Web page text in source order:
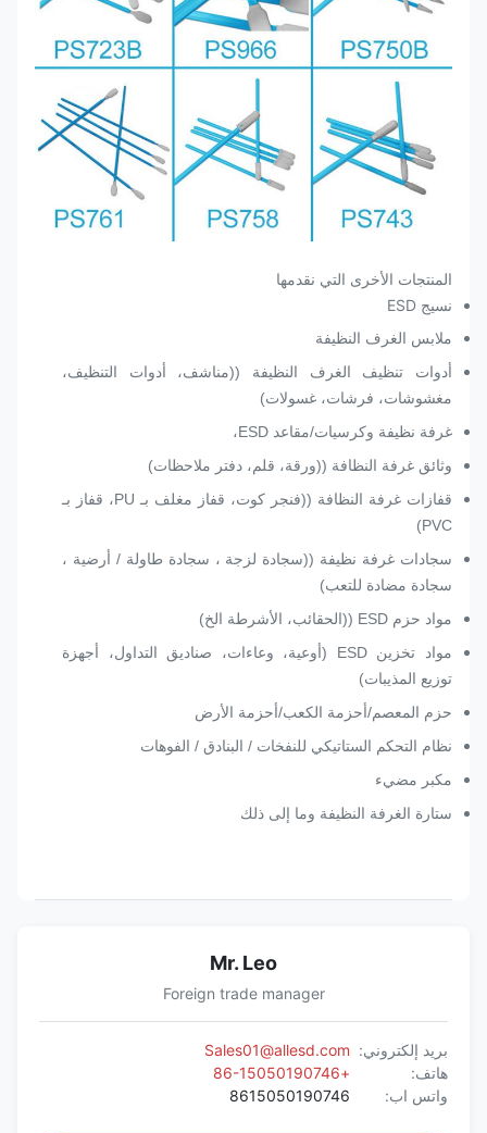
المنتجات الأخرى التي نقدمها
نسيج ESD
ملابس الغرف النظيفة
أدوات تنظيف الغرف النظيفة ((مناشف، أدوات التنظيف،
مغشوشات، فرشات، غسولات)
غرفة نظيفة وكرسيات/مقاعد ESD،
وثائق غرفة النظافة ((ورقة، قلم، دفتر ملاحظات)
قفازات غرفة النظافة ((فنجر كوت، قفاز مغلف بـ PU، قفاز بـ
PVC)
سجادات غرفة نظيفة ((سجادة لزجة ، سجادة طاولة / أرضية ،
سجادة مضادة للتعب)
مواد حزم ESD ((الحقائب، الأشرطة الخ)
مواد تخزين ESD (أوعية، وعاءات، صناديق التداول، أجهزة
توزيع المذيبات)
حزم المعصم/أحزمة الكعب/أحزمة الأرض
نظام التحكم الستاتيكي للنفخات / البنادق / الفوهات
مكبر مضيء
ستارة الغرفة النظيفة وما إلى ذلك
Mr. Leo
Foreign trade manager
بريد إلكتروني: Sales01@allesd.com
هاتف:
+86-15050190746
واتس اب:
8615050190746